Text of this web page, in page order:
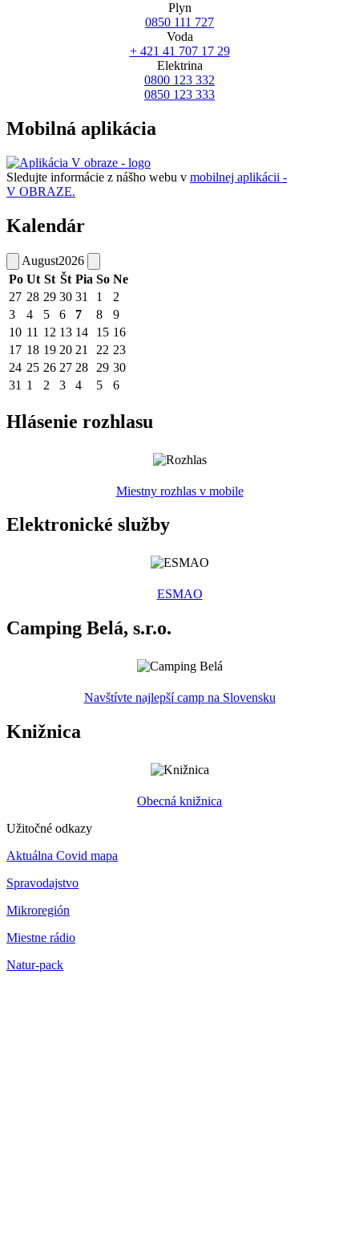
Plyn
0850 111 727
Voda
+ 421 41 707 17 29
Elektrina
0800 123 332
0850 123 333
Mobilná aplikácia
Sledujte informácie z nášho webu v mobilnej aplikácii -
V OBRAZE.
Kalendár
August2026
Po Ut St Št Pia So Ne
27 28 29 30 31 1
2
3
4 5 6 7 8
9
10 11 12 13 14 15 16
17 18 19 20 21 22 23
24 25 26 27 28 29 30
31 1 2 3 4 5 6
Hlásenie rozhlasu
Miestny rozhlas v mobile
Elektronické služby
ESMAO
Camping Belá, s.r.o.
Navštívte najlepší camp na Slovensku
Knižnica
Obecná knižnica
Užitočné odkazy
Aktuálna Covid mapa
Spravodajstvo
Mikroregión
Miestne rádio
Natur-pack